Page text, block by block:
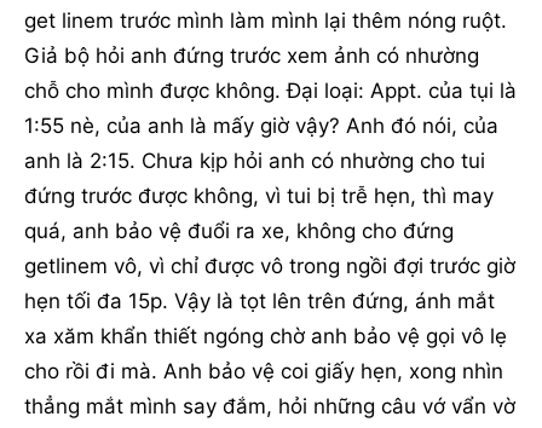
get linem trước mình làm mình lại thêm nóng ruột.
Giả bộ hỏi anh đứng trước xem ảnh có nhường
chỗ cho mình được không. Đại loại: Appt. của tụi là
1:55 nè, của anh là mấy giờ vậy? Anh đó nói, của
anh là 2:15. Chưa kịp hỏi anh có nhường cho tui
đứng trước được không, vì tui bị trễ hẹn, thì may
quá, anh bảo vệ đuổi ra xe, không cho đứng
getlinem vô, vì chỉ được vô trong ngồi đợi trước giờ
hẹn tối đa 15p. Vậy là tọt lên trên đứng, ánh mắt
xa xăm khẩn thiết ngóng chờ anh bảo vệ gọi vô lẹ
cho rồi đi mà. Anh bảo vệ coi giấy hẹn, xong nhìn
thẳng mắt mình say đắm, hỏi những câu vớ vẩn vờ